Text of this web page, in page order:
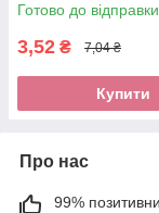
Готово до відправки
3,52 ₴ 7,04 ₴
Купити
Про нас
99%